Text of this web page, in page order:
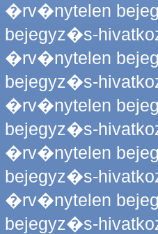
�rv�nytelen
bejegyz�s-
�rv�nytelen
bejegyz�s-
�rv�nytelen
bejegyz�s-
�rv�nytelen
bejegyz�s-
�rv�nytelen
bejegyz�s-